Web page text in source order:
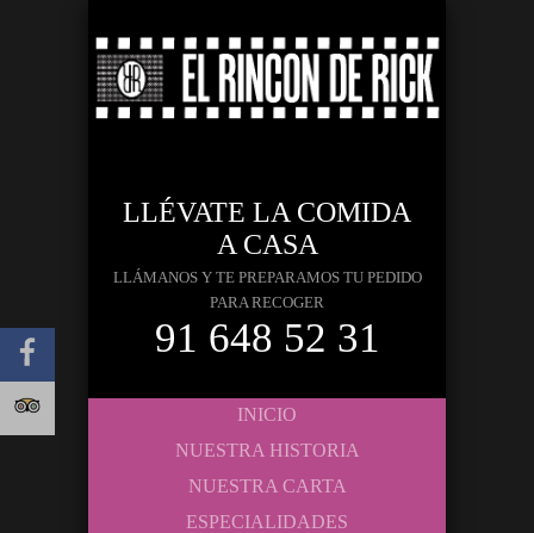
LLÉVATE LA COMIDA
A CASA
LLÁMANOS Y TE PREPARAMOS TU PEDIDO
PARA RECOGER
91 648 52 31
INICIO
NUESTRA HISTORIA
NUESTRA CARTA
ESPECIALIDADES